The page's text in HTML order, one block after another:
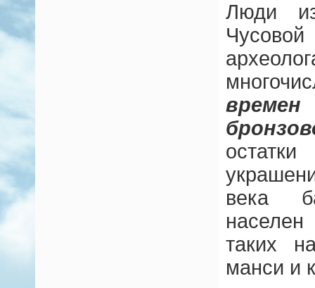
Люди
века
таких
манси и